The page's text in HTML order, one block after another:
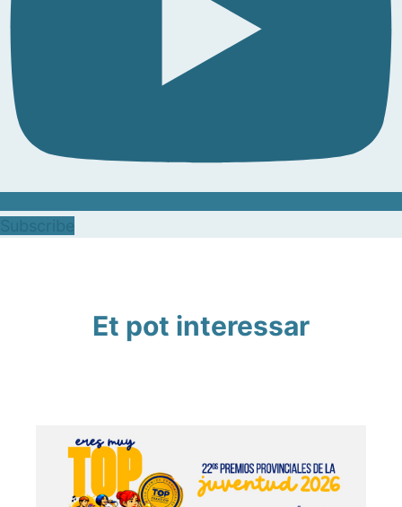
Et pot interessar